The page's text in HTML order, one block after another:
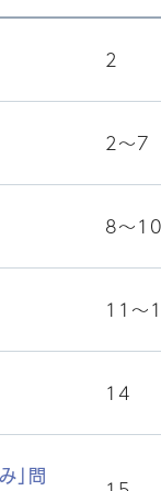
2
2〜7
8〜
11〜
14
」問